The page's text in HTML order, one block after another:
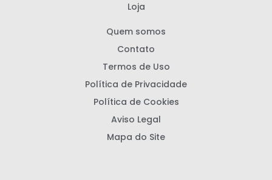
Loja
Quem somos
Contato
Termos de Uso
Política de Privacidade
Política de Cookies
Aviso Legal
Mapa do Site